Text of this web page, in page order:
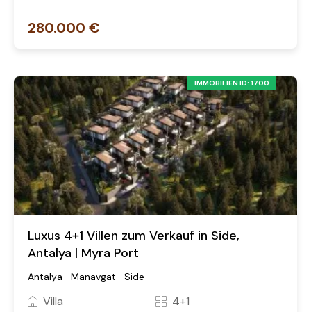
280.000 €
IMMOBILIEN ID: 1700
Luxus 4+1 Villen zum Verkauf in Side,
Antalya | Myra Port
Antalya- Manavgat- Side
Villa
4+1